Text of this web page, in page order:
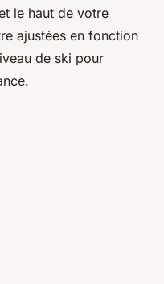
le haut de votre
ajustées en fonction
de ski pour